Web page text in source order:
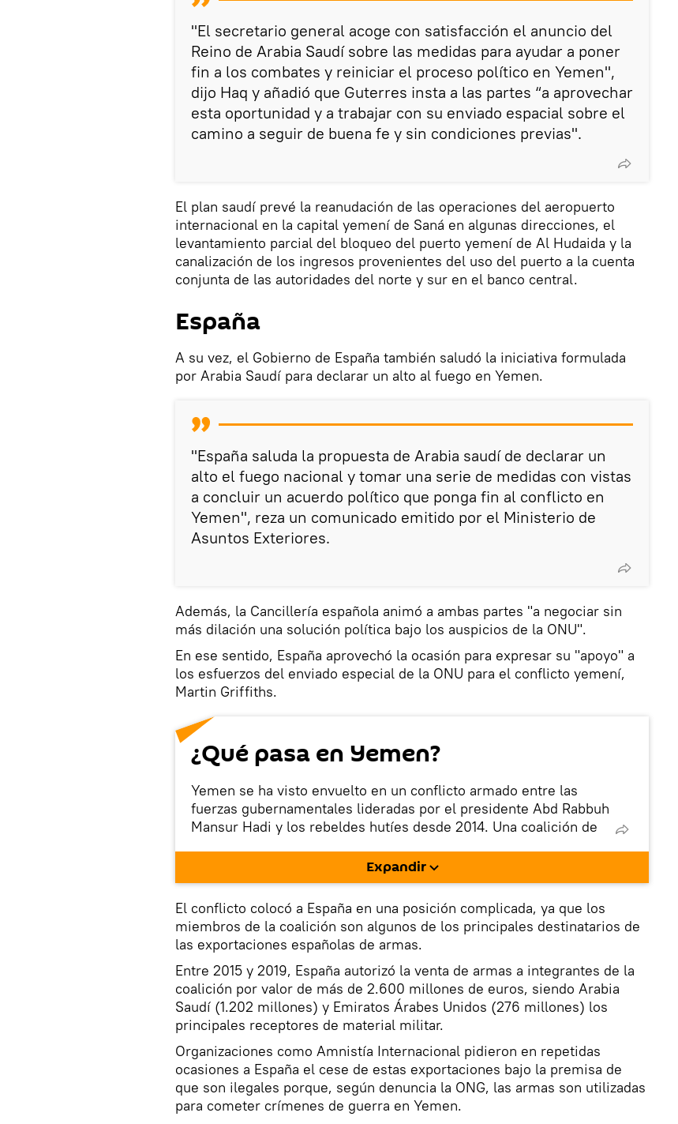
"El secretario general acoge con satisfacción el anuncio del
Reino de Arabia Saudí sobre las medidas para ayudar a poner
fin a los combates y reiniciar el proceso político en Yemen",
dijo Haq y añadió que Guterres insta a las partes “a aprovechar
esta oportunidad y a trabajar con su enviado espacial sobre el
camino a seguir de buena fe y sin condiciones previas".
El plan saudí prevé la reanudación de las operaciones del aeropuerto
internacional en la capital yemení de Saná en algunas direcciones, el
levantamiento parcial del bloqueo del puerto yemení de Al Hudaida y la
canalización de los ingresos provenientes del uso del puerto a la cuenta
conjunta de las autoridades del norte y sur en el banco central.
España
A su vez, el Gobierno de España también saludó la iniciativa formulada
por Arabia Saudí para declarar un alto al fuego en Yemen.
"España saluda la propuesta de Arabia saudí de declarar un
alto el fuego nacional y tomar una serie de medidas con vistas
a concluir un acuerdo político que ponga fin al conflicto en
Yemen", reza un comunicado emitido por el Ministerio de
Asuntos Exteriores.
Además, la Cancillería española animó a ambas partes "a negociar sin
más dilación una solución política bajo los auspicios de la ONU".
En ese sentido, España aprovechó la ocasión para expresar su "apoyo" a
los esfuerzos del enviado especial de la ONU para el conflicto yemení,
Martin Griffiths.
¿Qué pasa en Yemen?
Yemen se ha visto envuelto en un conflicto armado entre las
fuerzas gubernamentales lideradas por el presidente Abd Rabbuh
Mansur Hadi y los rebeldes hutíes desde 2014. Una coalición de
para apoyar al gobierno Hadi reconocido internacionalmente en
2015. Los hutíes siguen manteniendo el control sobre una gran
parte del norte del país, incluida la capital de Sanaa.
Expandir
El conflicto colocó a España en una posición complicada, ya que los
miembros de la coalición son algunos de los principales destinatarios de
las exportaciones españolas de armas.
Entre 2015 y 2019, España autorizó la venta de armas a integrantes de la
coalición por valor de más de 2.600 millones de euros, siendo Arabia
Saudí (1.202 millones) y Emiratos Árabes Unidos (276 millones) los
principales receptores de material militar.
Organizaciones como Amnistía Internacional pidieron en repetidas
ocasiones a España el cese de estas exportaciones bajo la premisa de
que son ilegales porque, según denuncia la ONG, las armas son utilizadas
para cometer crímenes de guerra en Yemen.